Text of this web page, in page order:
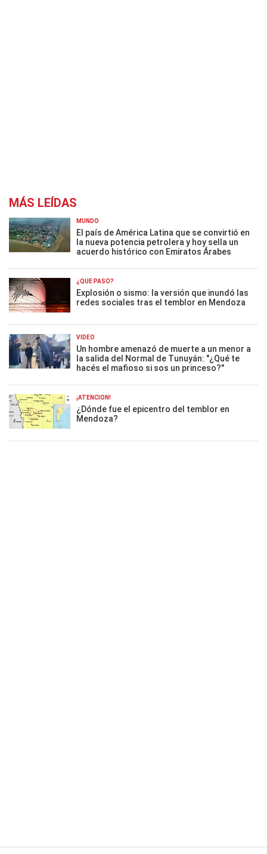
MÁS LEÍDAS
MUNDO
El país de América Latina que se convirtió en
la nueva potencia petrolera y hoy sella un
acuerdo histórico con Emiratos Árabes
¿QUÉ PASÓ?
Explosión o sismo: la versión que inundó las
redes sociales tras el temblor en Mendoza
VIDEO
Un hombre amenazó de muerte a un menor a
la salida del Normal de Tunuyán: "¿Qué te
hacés el mafioso si sos un princeso?"
¡ATENCIÓN!
¿Dónde fue el epicentro del temblor en
Mendoza?